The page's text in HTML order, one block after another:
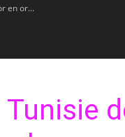
en or...